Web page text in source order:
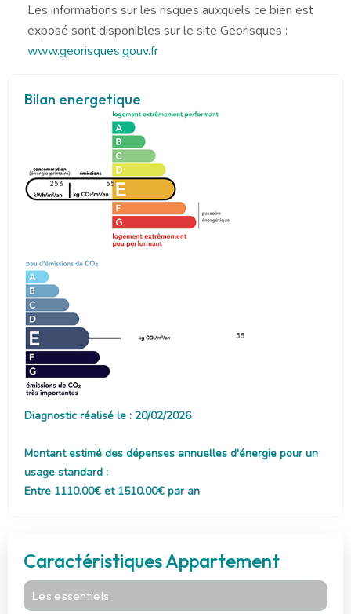
Les informations sur les risques auxquels ce bien est
exposé sont disponibles sur le site Géorisques :
www.georisques.gouv.fr
Bilan energetique
253 55
55
Diagnostic réalisé le : 20/02/2026
Montant estimé des dépenses annuelles d'énergie pour un
usage standard :
Entre 1110.00€ et 1510.00€ par an
Caractéristiques Appartement
Les essentiels